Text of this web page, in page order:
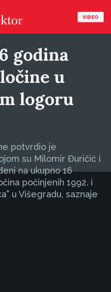
VIDEO
godina
u
logoru
potvrdio je
su Milomir Đuričić i
na ukupno 16
počinjenih 1992. i
u Višegradu, saznaje